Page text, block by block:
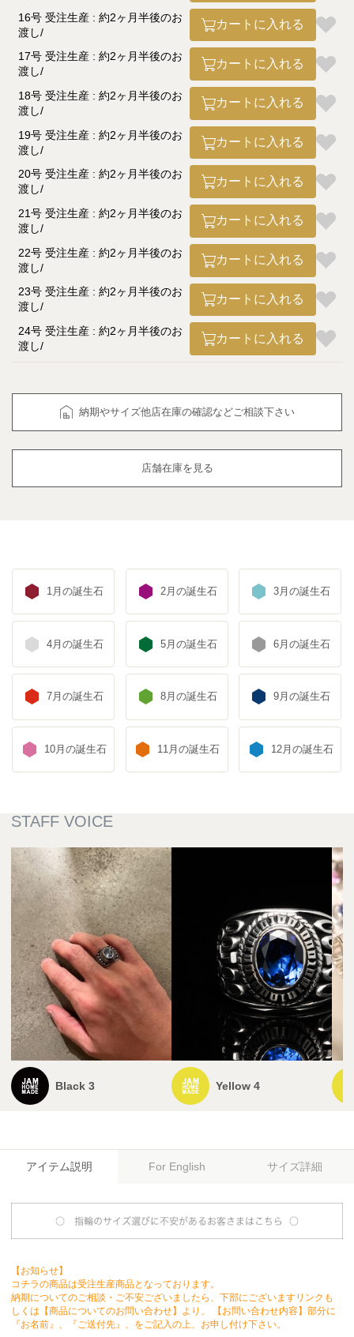
16号 受注生産 : 約2ヶ月半後のお
渡し
カートに入れる
17号 受注生産 : 約2ヶ月半後のお
渡し
カートに入れる
18号 受注生産 : 約2ヶ月半後のお
渡し
カートに入れる
19号 受注生産 : 約2ヶ月半後のお
渡し
カートに入れる
20号 受注生産 : 約2ヶ月半後のお
渡し
カートに入れる
21号 受注生産 : 約2ヶ月半後のお
渡し
カートに入れる
22号 受注生産 : 約2ヶ月半後のお
渡し
カートに入れる
23号 受注生産 : 約2ヶ月半後のお
渡し
カートに入れる
24号 受注生産 : 約2ヶ月半後のお
渡し
カートに入れる
納期やサイズ他店在庫の確認などご相談下さい
店舗在庫を見る
1月の誕生石 2月の誕生石 3月の誕生石
4月の誕生石 5月の誕生石 6月の誕生石
7月の誕生石 8月の誕生石 9月の誕生石
10月の誕生石 11月の誕生石 12月の誕生石
Black 3 Yellow 4
アイテム説明 For English サイズ詳細
【お知らせ】
コチラの商品は受注生産商品となっております。
納期についてのご相談・ご不安ございましたら、下部にございますリンクも
しくは【商品についてのお問い合わせ】より、 【お問い合わせ内容】部分に
『お名前』、『ご送付先』、をご記入の上、お申し付け下さい。